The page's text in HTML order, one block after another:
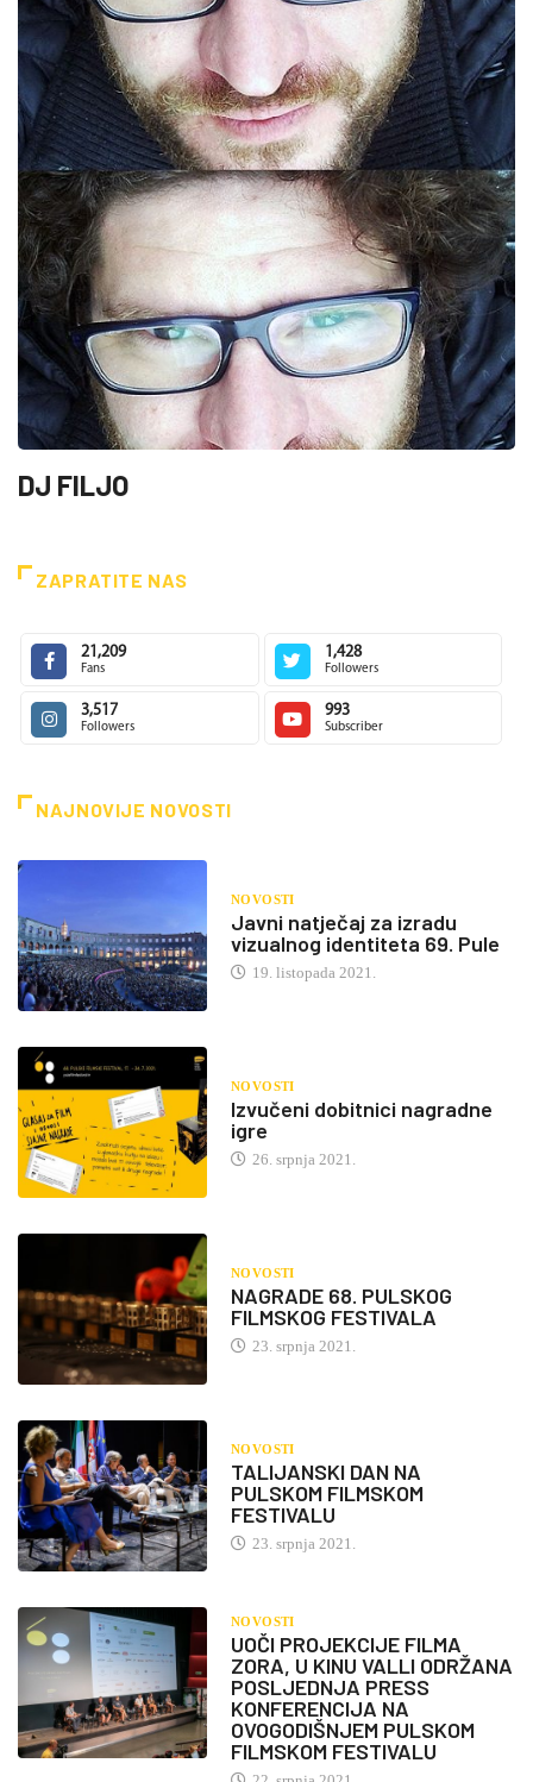
DJ FILJO
ZAPRATITE NAS
21,209
Fans
1,428
Followers
3,517
Followers
993
Subscriber
NAJNOVIJE NOVOSTI
NOVOSTI
Javni natječaj za izradu
vizualnog identiteta 69. Pule
19. listopada 2021.
NOVOSTI
Izvučeni dobitnici nagradne
igre
26. srpnja 2021.
NOVOSTI
NAGRADE 68. PULSKOG
FILMSKOG FESTIVALA
23. srpnja 2021.
NOVOSTI
TALIJANSKI DAN NA
PULSKOM FILMSKOM
FESTIVALU
23. srpnja 2021.
NOVOSTI
UOČI PROJEKCIJE FILMA
ZORA, U KINU VALLI ODRŽANA
POSLJEDNJA PRESS
KONFERENCIJA NA
OVOGODIŠNJEM PULSKOM
FILMSKOM FESTIVALU